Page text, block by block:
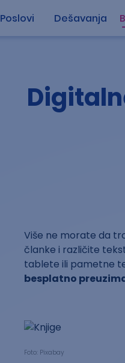
Poslovi Dešavanja
Više ne morate da
članke i različite
tablete ili pametne
besplatno
Foto: Pixabay